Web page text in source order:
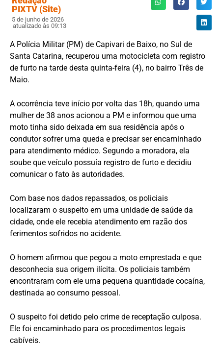
PIXTV (Site)
5 de junho de 2026
atualizado às 09:13
A Polícia Militar (PM) de Capivari de Baixo, no Sul de
Santa Catarina, recuperou uma motocicleta com registro
de furto na tarde desta quinta-feira (4), no bairro Três de
Maio.
A ocorrência teve início por volta das 18h, quando uma
mulher de 38 anos acionou a PM e informou que uma
moto tinha sido deixada em sua residência após o
condutor sofrer uma queda e precisar ser encaminhado
para atendimento médico. Segundo a moradora, ela
soube que veículo possuía registro de furto e decidiu
comunicar o fato às autoridades.
Com base nos dados repassados, os policiais
localizaram o suspeito em uma unidade de saúde da
cidade, onde ele recebia atendimento em razão dos
ferimentos sofridos no acidente.
O homem afirmou que pegou a moto emprestada e que
desconhecia sua origem ilícita. Os policiais também
encontraram com ele uma pequena quantidade cocaína,
destinada ao consumo pessoal.
O suspeito foi detido pelo crime de receptação culposa.
Ele foi encaminhado para os procedimentos legais
cabíveis.